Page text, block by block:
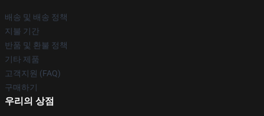
배송 및 배송 정책
지불 기간
반품 및 환불 정책
기타 제품
고객지원 (FAQ)
구매하기
우리의 상점